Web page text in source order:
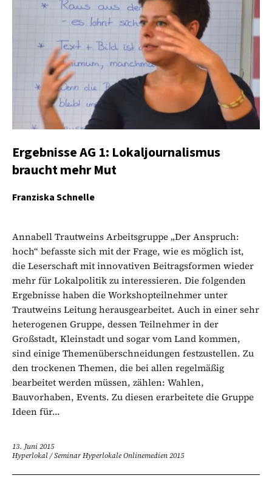
Ergebnisse AG 1: Lokaljournalismus
braucht mehr Mut
Franziska Schnelle
Annabell Trautweins Arbeitsgruppe „Der Anspruch:
hoch“ befasste sich mit der Frage, wie es möglich ist,
die Leserschaft mit innovativen Beitragsformen wieder
mehr für Lokalpolitik zu interessieren. Die folgenden
Ergebnisse haben die Workshopteilnehmer unter
Trautweins Leitung herausgearbeitet. Auch in einer sehr
heterogenen Gruppe, dessen Teilnehmer in der
Großstadt, Kleinstadt und sogar vom Land kommen,
sind einige Themenüberschneidungen festzustellen. Zu
den trockenen Themen, die bei allen regelmäßig
bearbeitet werden müssen, zählen: Wahlen,
Bauvorhaben, Events. Zu diesen erarbeitete die Gruppe
Ideen für...
13. Juni 2015
Hyperlokal/Seminar Hyperlokale Onlinemedien 2015